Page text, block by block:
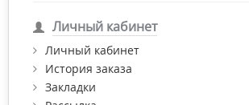
Личный кабинет
Личный кабинет
История заказа
Закладки